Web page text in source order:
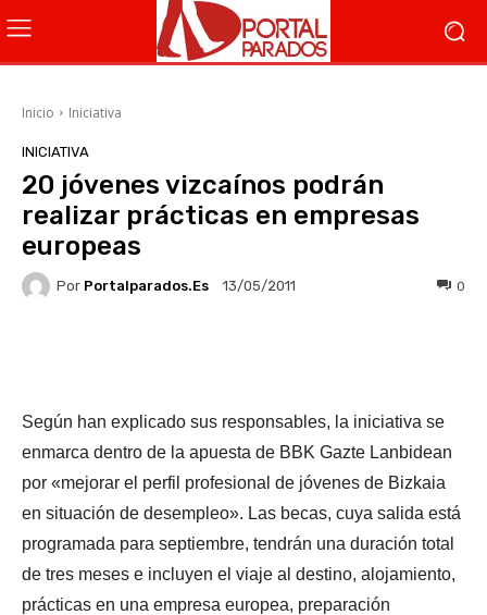
Inicio Iniciativa
INICIATIVA
20 jóvenes vizcaínos podrán
realizar prácticas en empresas
europeas
Por Portalparados.es 13/05/2011 0
Según han explicado sus responsables, la iniciativa se
enmarca dentro de la apuesta de BBK Gazte Lanbidean
por «mejorar el perfil profesional de jóvenes de Bizkaia
en situación de desempleo». Las becas, cuya salida está
programada para septiembre, tendrán una duración total
de tres meses e incluyen el viaje al destino, alojamiento,
prácticas en una empresa europea, preparación